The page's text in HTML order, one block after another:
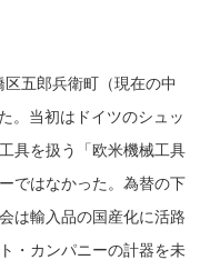
五郎兵衛町（現在の中
。当初はドイツのシュッ
具を扱う「欧米機械工具
ではなかった。為替の下
は輸入品の国産化に活路
・カンパニーの計器を未